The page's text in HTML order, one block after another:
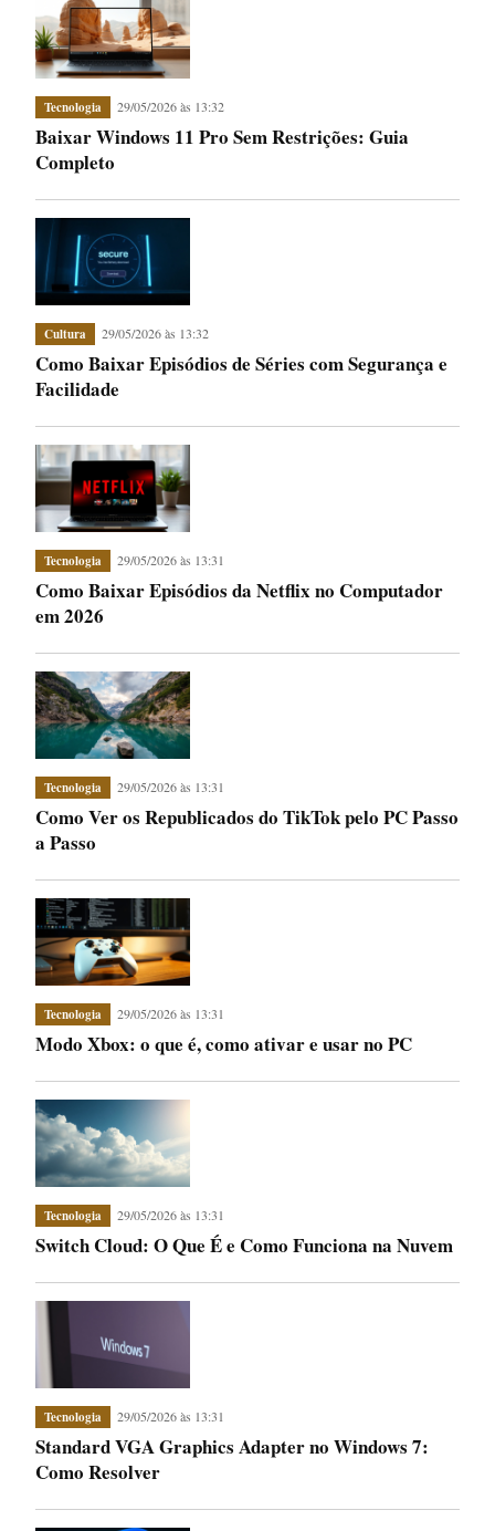
Tecnologia 29/05/2026 às 13:32
Baixar Windows 11 Pro Sem Restrições: Guia
Completo
Cultura 29/05/2026 às 13:32
Como Baixar Episódios de Séries com Segurança e
Facilidade
Tecnologia 29/05/2026 às 13:31
Como Baixar Episódios da Netflix no Computador
em 2026
Tecnologia 29/05/2026 às 13:31
Como Ver os Republicados do TikTok pelo PC Passo
a Passo
Tecnologia 29/05/2026 às 13:31
Modo Xbox: o que é, como ativar e usar no PC
Tecnologia 29/05/2026 às 13:31
Switch Cloud: O Que É e Como Funciona na Nuvem
Tecnologia 29/05/2026 às 13:31
Standard VGA Graphics Adapter no Windows 7:
Como Resolver